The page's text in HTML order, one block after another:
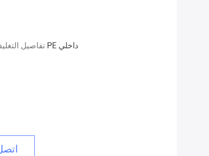
تفاصيل صندوق خشبي خارجي ، كرتون متوسط ​​، قطن PE داخلي